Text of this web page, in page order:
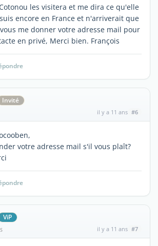
les visitera et me dira ce qu'elle
encore en France et n'arriverait que
me donner votre adresse mail pour
en privé, Merci bien. François
Invité
il y a 11 ans #6
votre adresse mail s'il vous plaît?
ViP
il y a 11 ans #7